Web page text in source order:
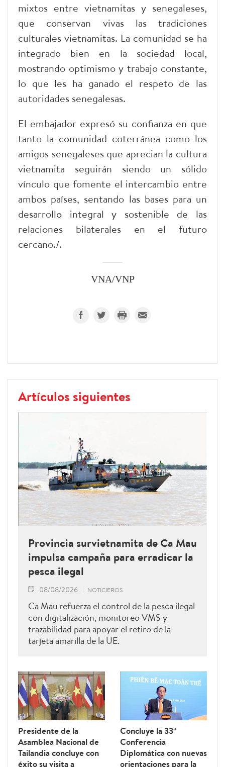
mixtos entre vietnamitas y senegaleses,
que conservan vivas las tradiciones
culturales vietnamitas. La comunidad se ha
integrado bien en la sociedad local,
mostrando optimismo y trabajo constante,
lo que les ha ganado el respeto de las
autoridades senegalesas.
El embajador expresó su confianza en que
tanto la comunidad coterránea como los
amigos senegaleses que aprecian la cultura
vietnamita seguirán siendo un sólido
vínculo que fomente el intercambio entre
ambos países, sentando las bases para un
desarrollo integral y sostenible de las
relaciones bilaterales en el futuro
cercano./.
VNA/VNP
Artículos siguientes
Provincia survietnamita de Ca Mau
impulsa campaña para erradicar la
pesca ilegal
08/08/2026 NOTICIEROS
Ca Mau refuerza el control de la pesca ilegal
con digitalización, monitoreo VMS y
trazabilidad para apoyar el retiro de la
tarjeta amarilla de la UE.
Presidente de la
Asamblea Nacional de
Tailandia concluye con
éxito su visita a
Concluye la 33ª
Conferencia
Diplomática con nuevas
orientaciones para la